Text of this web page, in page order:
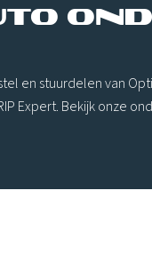
en stuurdelen van
Expert. Bekijk onze